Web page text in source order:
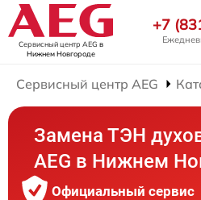
Сервисный центр AEG в
Нижнем Новгороде
+7
Сервисный центр AEG
Замена ТЭН
AEG в Нижнем
Официальный сервис